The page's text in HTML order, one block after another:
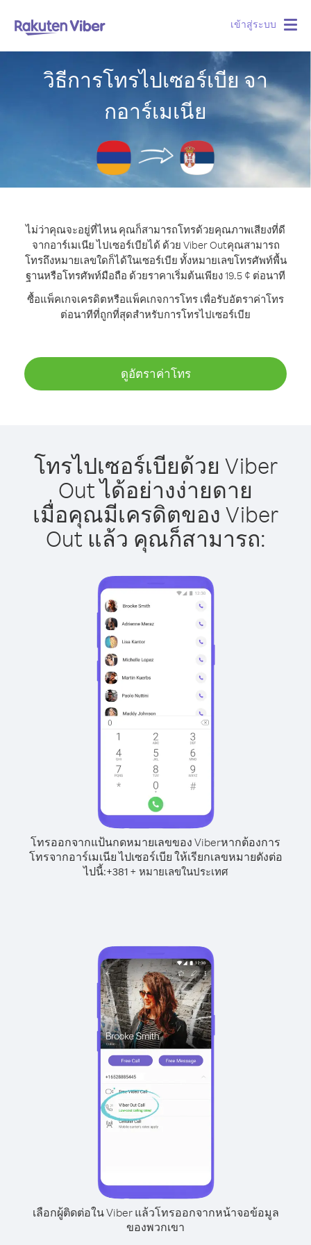
เข้าสู่ระบบ
วิธีการโทรไปเซอร์เบีย จา
กอาร์เมเนีย
ไม่ว่าคุณจะอยู่ที่ไหน คุณก็สามารถโทรด้วยคุณภาพเสียงที่ดี
จากอาร์เมเนีย ไปเซอร์เบียได้ ด้วย Viber Outคุณสามารถ
โทรถึงหมายเลขใดก็ได้ในเซอร์เบีย ทั้งหมายเลขโทรศัพท์พื้น
ฐานหรือโทรศัพท์มือถือ ด้วยราคาเริ่มต้นเพียง 19.5 ¢ ต่อนาที
ซื้อแพ็คเกจเครดิตหรือแพ็คเกจการโทร เพื่อรับอัตราค่าโทร
ต่อนาทีที่ถูกที่สุดสำหรับการโทรไปเซอร์เบีย
ดูอัตราค่าโทร
โทรไปเซอร์เบียด้วย Viber
Out ได้อย่างง่ายดาย
เมื่อคุณมีเครดิตของ Viber
Out แล้ว คุณก็สามารถ:
โทรออกจากแป้นกดหมายเลขของ Viberหากต้องการ
โทรจากอาร์เมเนีย ไปเซอร์เบีย ให้เรียกเลขหมายดังต่อ
ไปนี้:+381+ หมายเลขในประเทศ
เลือกผู้ติดต่อใน Viber แล้วโทรออกจากหน้าจอข้อมูล
ของพวกเขา